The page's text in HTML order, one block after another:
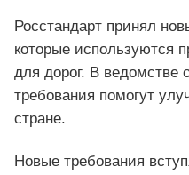
Росстандарт принял
которые используются
для дорог. В ведомстве
требования помогут
стране.
Новые требования